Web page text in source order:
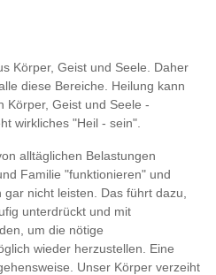
Körper, Geist und Seele. Daher
diese Bereiche. Heilung kann
Körper, Geist und Seele -
wirkliches "Heil - sein".
alltäglichen Belastungen
Familie "funktionieren" und
nicht leisten. Das führt dazu,
unterdrückt und mit
um die nötige
wieder herzustellen. Eine
Unser Körper verzeiht